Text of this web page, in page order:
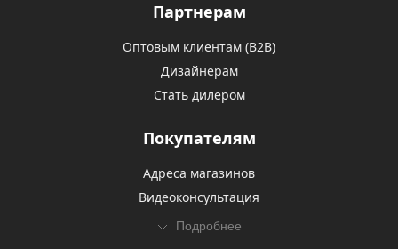
Партнерам
Оптовым клиентам (В2В)
Дизайнерам
Стать дилером
Покупателям
Адреса магазинов
Видеоконсультация
Подробнее